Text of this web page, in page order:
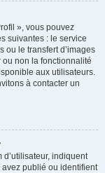
», vous pouvez
suivantes : le service
ou le transfert d’images
ou non la fonctionnalité
aux utilisateurs.
à contacter un
indiquent
publié ou identifient